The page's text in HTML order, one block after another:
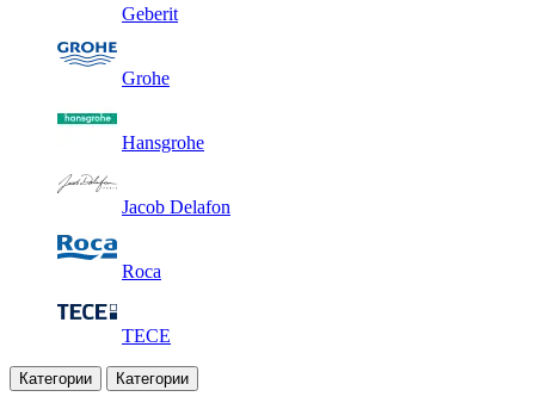
Geberit
Grohe
Hansgrohe
Jacob Delafon
Roca
TECE
Категории Категории